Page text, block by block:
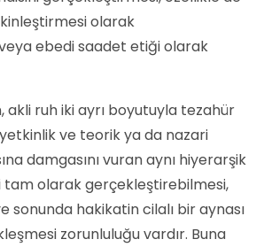
olarak
ebedi saadet etiği olarak
akli ruh iki ayrı boyutuyla tezahür
ve teorik ya da nazari
damgasını vuran aynı hiyerarşik
tam olarak gerçekleştirebilmesi,
hakikatin cilalı bir aynası
zorunluluğu vardır. Buna